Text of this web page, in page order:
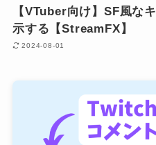
【VTuber向け】SF風な
示する【StreamFX】
2024-08-01